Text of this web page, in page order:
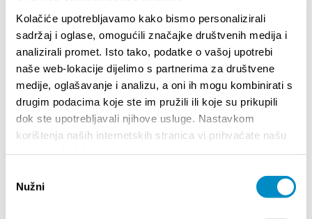
Kolačiće upotrebljavamo kako bismo personalizirali
sadržaj i oglase, omogućili značajke društvenih medija i
analizirali promet. Isto tako, podatke o vašoj upotrebi
naše web-lokacije dijelimo s partnerima za društvene
medije, oglašavanje i analizu, a oni ih mogu kombinirati s
drugim podacima koje ste im pružili ili koje su prikupili
dok ste upotrebljavali njihove usluge. Nastavkom
korištenja naših internetskih stranica vi prihvaćate našu
pristanka
Nužni
EVENTOS
14/